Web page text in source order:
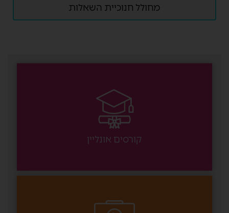
מחולל חנוכיית השאלות
קורסים אונליין